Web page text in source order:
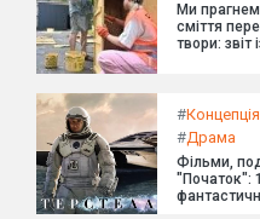
Ми
сміття
твори: звіт
#Концепція
#Драма
Фільми,
"Початок":